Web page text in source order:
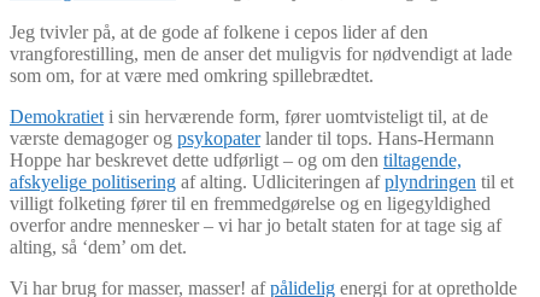
Jeg tvivler på, at de gode af folkene i cepos lider af den
vrangforestilling, men de anser det muligvis for nødvendigt at lade
som om, for at være med omkring spillebrædtet.
Demokratiet i sin herværende form, fører uomtvisteligt til, at de
værste demagoger og psykopaterlander til tops. Hans-Hermann
Hoppe har beskrevet dette udførligt – og om den tiltagende,
afskyelige politisering af alting. Udliciteringen afplyndringen til et
villigt folketing fører til en fremmedgørelse og en ligegyldighed
overfor andre mennesker – vi har jo betalt staten for at tage sig af
alting, så ‘dem’ om det.
Vi har brug for masser, masser! afpålidelig energi for at opretholde